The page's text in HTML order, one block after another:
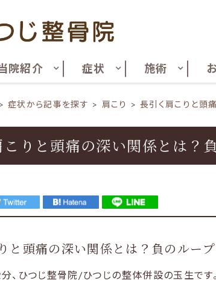
院紹介 症状 施術
症状から記事を探す 肩こり 長引く肩こりと頭
こりと頭痛の深い関係とは？
と頭痛の深い関係とは？負のルー
、ひつじ整骨院/ひつじの整体併設の玉生です。